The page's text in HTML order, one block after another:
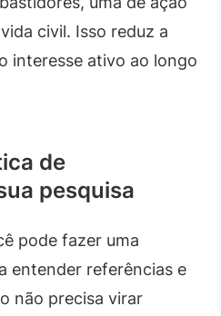
civil. Isso reduz a
interesse ativo ao longo
de
pesquisa
pode fazer uma
entender referências e
não precisa virar